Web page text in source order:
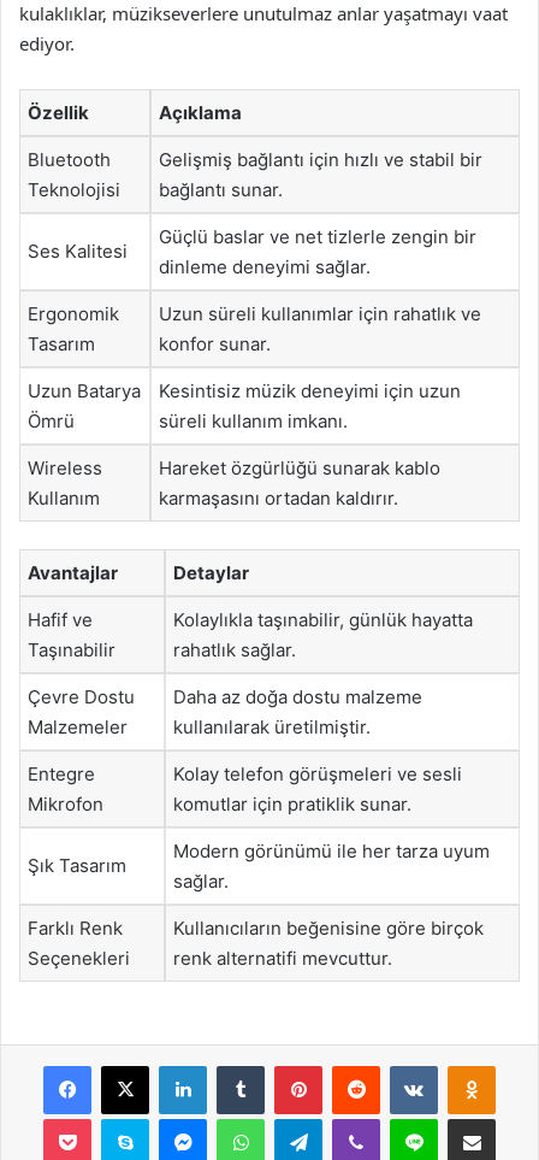
kulaklıklar, müzikseverlere unutulmaz anlar yaşatmayı vaat
ediyor.
Özellik Açıklama
Bluetooth
Teknolojisi
Gelişmiş bağlantı için hızlı ve stabil bir
bağlantı sunar.
Ses Kalitesi
Güçlü baslar ve net tizlerle zengin bir
dinleme deneyimi sağlar.
Ergonomik
Tasarım
Uzun süreli kullanımlar için rahatlık ve
konfor sunar.
Uzun Batarya
Ömrü
Kesintisiz müzik deneyimi için uzun
süreli kullanım imkanı.
Wireless
Kullanım
Hareket özgürlüğü sunarak kablo
karmaşasını ortadan kaldırır.
Avantajlar Detaylar
Hafif ve
Taşınabilir
Kolaylıkla taşınabilir, günlük hayatta
rahatlık sağlar.
Çevre Dostu
Malzemeler
Daha az doğa dostu malzeme
kullanılarak üretilmiştir.
Entegre
Mikrofon
Kolay telefon görüşmeleri ve sesli
komutlar için pratiklik sunar.
Şık Tasarım
Modern görünümü ile her tarza uyum
sağlar.
Farklı Renk
Seçenekleri
Kullanıcıların beğenisine göre birçok
renk alternatifi mevcuttur.
Facebook
X LinkedInTumblr PinterestReddit VKontakte
Pocket Skype MessengerWhatsAppTelegramViber Line E-Posta ile